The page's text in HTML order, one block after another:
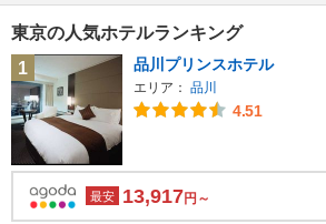
東京の人気ホテルランキング
1
品川プリンスホテル
エリア： 品川
4.51
最安 13,917円～